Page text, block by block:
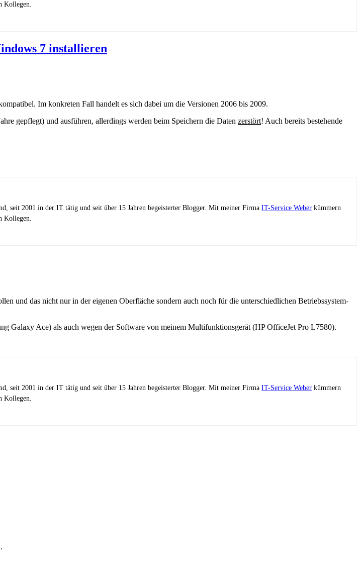
Kollegen.
7 installieren
Im konkreten Fall handelt es sich dabei um die Versionen 2006 bis 2009.
gepflegt) und ausführen, allerdings werden beim Speichern die Daten zerstört! Auch bereits bestehende
seit 2001 in der IT tätig und seit über 15 Jahren begeisterter Blogger. Mit meiner Firma IT-Service Weber kümmern
Kollegen.
und das nicht nur in der eigenen Oberfläche sondern auch noch für die unterschiedlichen Betriebssystem-
Galaxy Ace) als auch wegen der Software von meinem Multifunktionsgerät (HP OfficeJet Pro L7580).
seit 2001 in der IT tätig und seit über 15 Jahren begeisterter Blogger. Mit meiner Firma IT-Service Weber kümmern
Kollegen.